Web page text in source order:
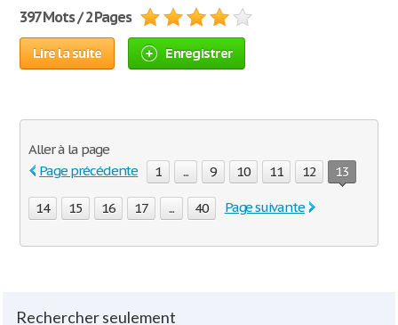
397 Mots / 2 Pages
Lire la suite Enregistrer
Aller à la page
Page précédente
1 ... 9 10 11 12 13
14 15 16 17 ... 40 Page suivante
Rechercher seulement